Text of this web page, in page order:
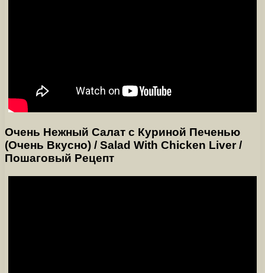
Очень Нежный Салат с Куриной Печенью
(Очень Вкусно) / Salad With Chicken Liver /
Пошаговый Рецепт